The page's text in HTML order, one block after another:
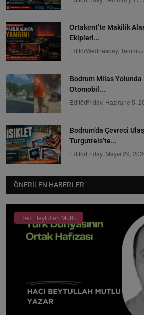
Ortakent’te Makilik
Ekipleri...
EditörWednesday,
Bodrum Milas Yolunda
Otomobil...
EditörFriday, Hazirane 5,
Bodrum’da Çevreci
Turgutreis’te...
EditörFriday, Mayıs 29,
ÖNERILEN HABERLER
Hacı Beytullah Mutlu